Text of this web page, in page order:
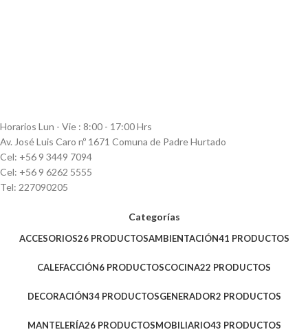
Horarios Lun - Vie : 8:00 - 17:00 Hrs
Av. José Luis Caro nº 1671 Comuna de Padre Hurtado
Cel: +56 9 3449 7094
Cel: +56 9 6262 5555
Tel: 227090205
Categorías
ACCESORIOS26 PRODUCTOSAMBIENTACIÓN41 PRODUCTOS
CALEFACCIÓN6 PRODUCTOSCOCINA22 PRODUCTOS
DECORACIÓN34 PRODUCTOSGENERADOR2 PRODUCTOS
MANTELERÍA26 PRODUCTOSMOBILIARIO43 PRODUCTOS